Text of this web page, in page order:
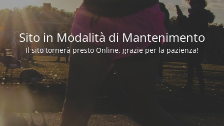
Sito in Modalità di Mantenimento
Il sito tornerà presto Online, grazie per la pazienza!